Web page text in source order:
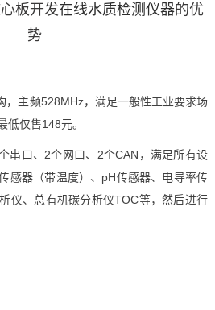
板开发在线水质检测仪器的优
势
，主频528MHz，满足一般性工业要求场
低仅售148元。
串口、2个网口、2个CAN，满足所有设
感器（带温度）、pH传感器、电导率传
仪、总有机碳分析仪TOC等，然后进行